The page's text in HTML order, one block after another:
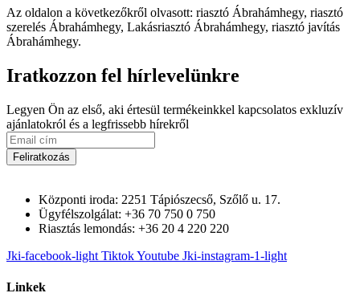
Az oldalon a következőkről olvasott: riasztó Ábrahámhegy, riasztó
szerelés Ábrahámhegy, Lakásriasztó Ábrahámhegy, riasztó javítás
Ábrahámhegy.
Iratkozzon fel hírlevelünkre
Legyen Ön az első, aki értesül termékeinkkel kapcsolatos exkluzív
ajánlatokról és a legfrissebb hírekről
Feliratkozás
Központi iroda: 2251 Tápiószecső, Szőlő u. 17.
Ügyfélszolgálat: +36 70 750 0 750
Riasztás lemondás: +36 20 4 220 220
Jki-facebook-light TiktokYoutube Jki-instagram-1-light
Linkek